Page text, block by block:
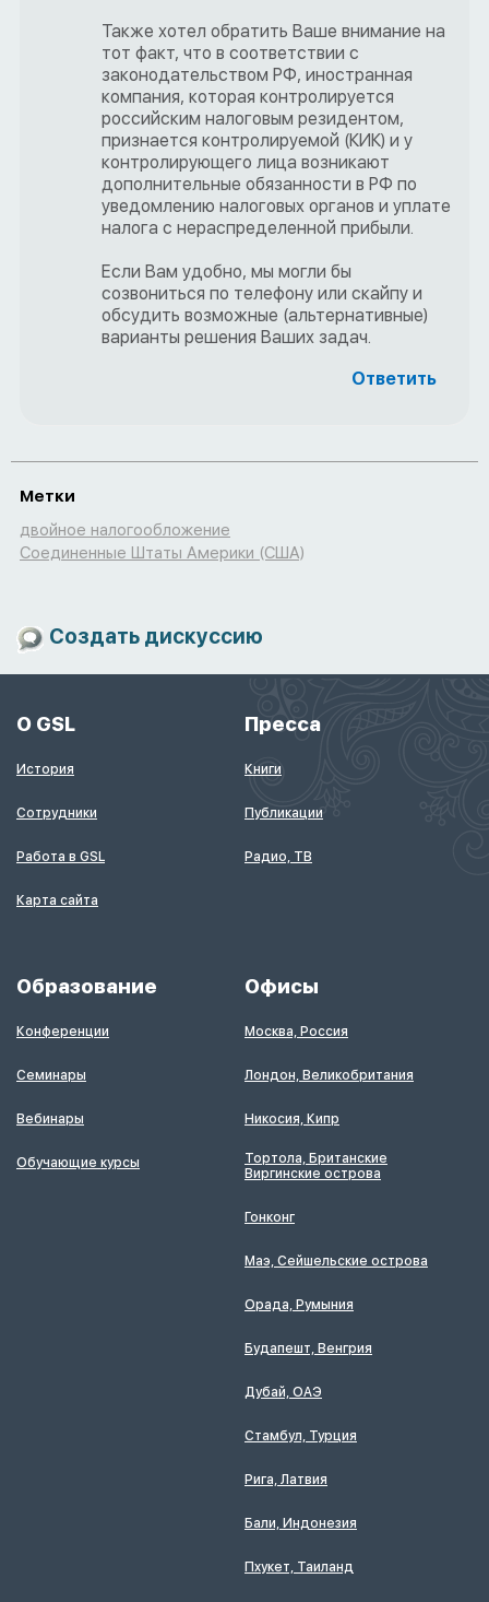
Также хотел обратить Ваше внимание на
тот факт, что в соответствии с
законодательством РФ, иностранная
компания, которая контролируется
российским налоговым резидентом,
признается контролируемой (КИК) и у
контролирующего лица возникают
дополнительные обязанности в РФ по
уведомлению налоговых органов и уплате
налога с нераспределенной прибыли.
Если Вам удобно, мы могли бы
созвониться по телефону или скайпу и
обсудить возможные (альтернативные)
варианты решения Ваших задач.
Ответить
Метки
двойное налогообложение
Соединенные Штаты Америки (США)
Создать дискуссию
О GSL
История
Сотрудники
Работа в GSL
Карта сайта
Пресса
Книги
Публикации
Радио, ТВ
Образование
Конференции
Семинары
Вебинары
Обучающие курсы
Офисы
Москва, Россия
Лондон, Великобритания
Никосия, Кипр
Тортола, Британские
Виргинские острова
Гонконг
Маэ, Сейшельские острова
Орада, Румыния
Будапешт, Венгрия
Дубай, ОАЭ
Стамбул, Турция
Рига, Латвия
Бали, Индонезия
Пхукет, Таиланд